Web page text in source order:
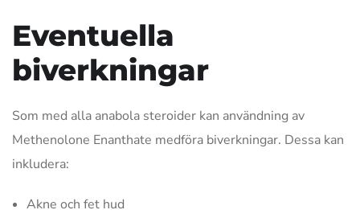
Eventuella
biverkningar
Som med alla anabola steroider kan användning av
Methenolone Enanthate medföra biverkningar. Dessa kan
inkludera:
Akne och fet hud